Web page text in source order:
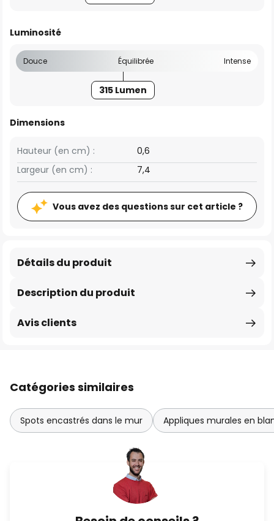
Luminosité
Douce Équilibrée Intense
315 Lumen
Dimensions
Largeur (en cm) : 7,4
Hauteur (en cm) : 0,6
Vous avez des questions sur cet article ?
Description du produit
Détails du produit
Avis clients
Catégories similaires
Spots encastrés dans le mur Appliques murales en